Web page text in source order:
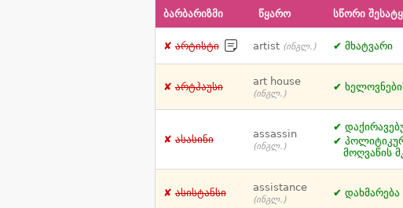
ბარბარიზმი წყარო სწორი
არტისტი artist (ინგლ.) მხატვარი
არტჰაუსი art house
(ინგლ.)
ასასინი assassin
(ინგლ.)
მოღვაწის
ასისტანსი assistance
(ინგლ.)
დახმარება